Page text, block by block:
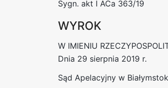
Sygn. akt I ACa 363/19
WYROK
W IMIENIU
Dnia 29 sierpnia 2019 r.
Sąd Apelacyjny w